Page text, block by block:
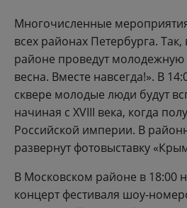
Многочисленные
всех районах Петербурга.
районе проведут
весна. Вместе навсегда!». В
сквере молодые люди будут
начиная с XVIII века, когда
Российской империи. В
развернут фотовыставку
В Московском районе в 18:00
концерт фестиваля шоу-